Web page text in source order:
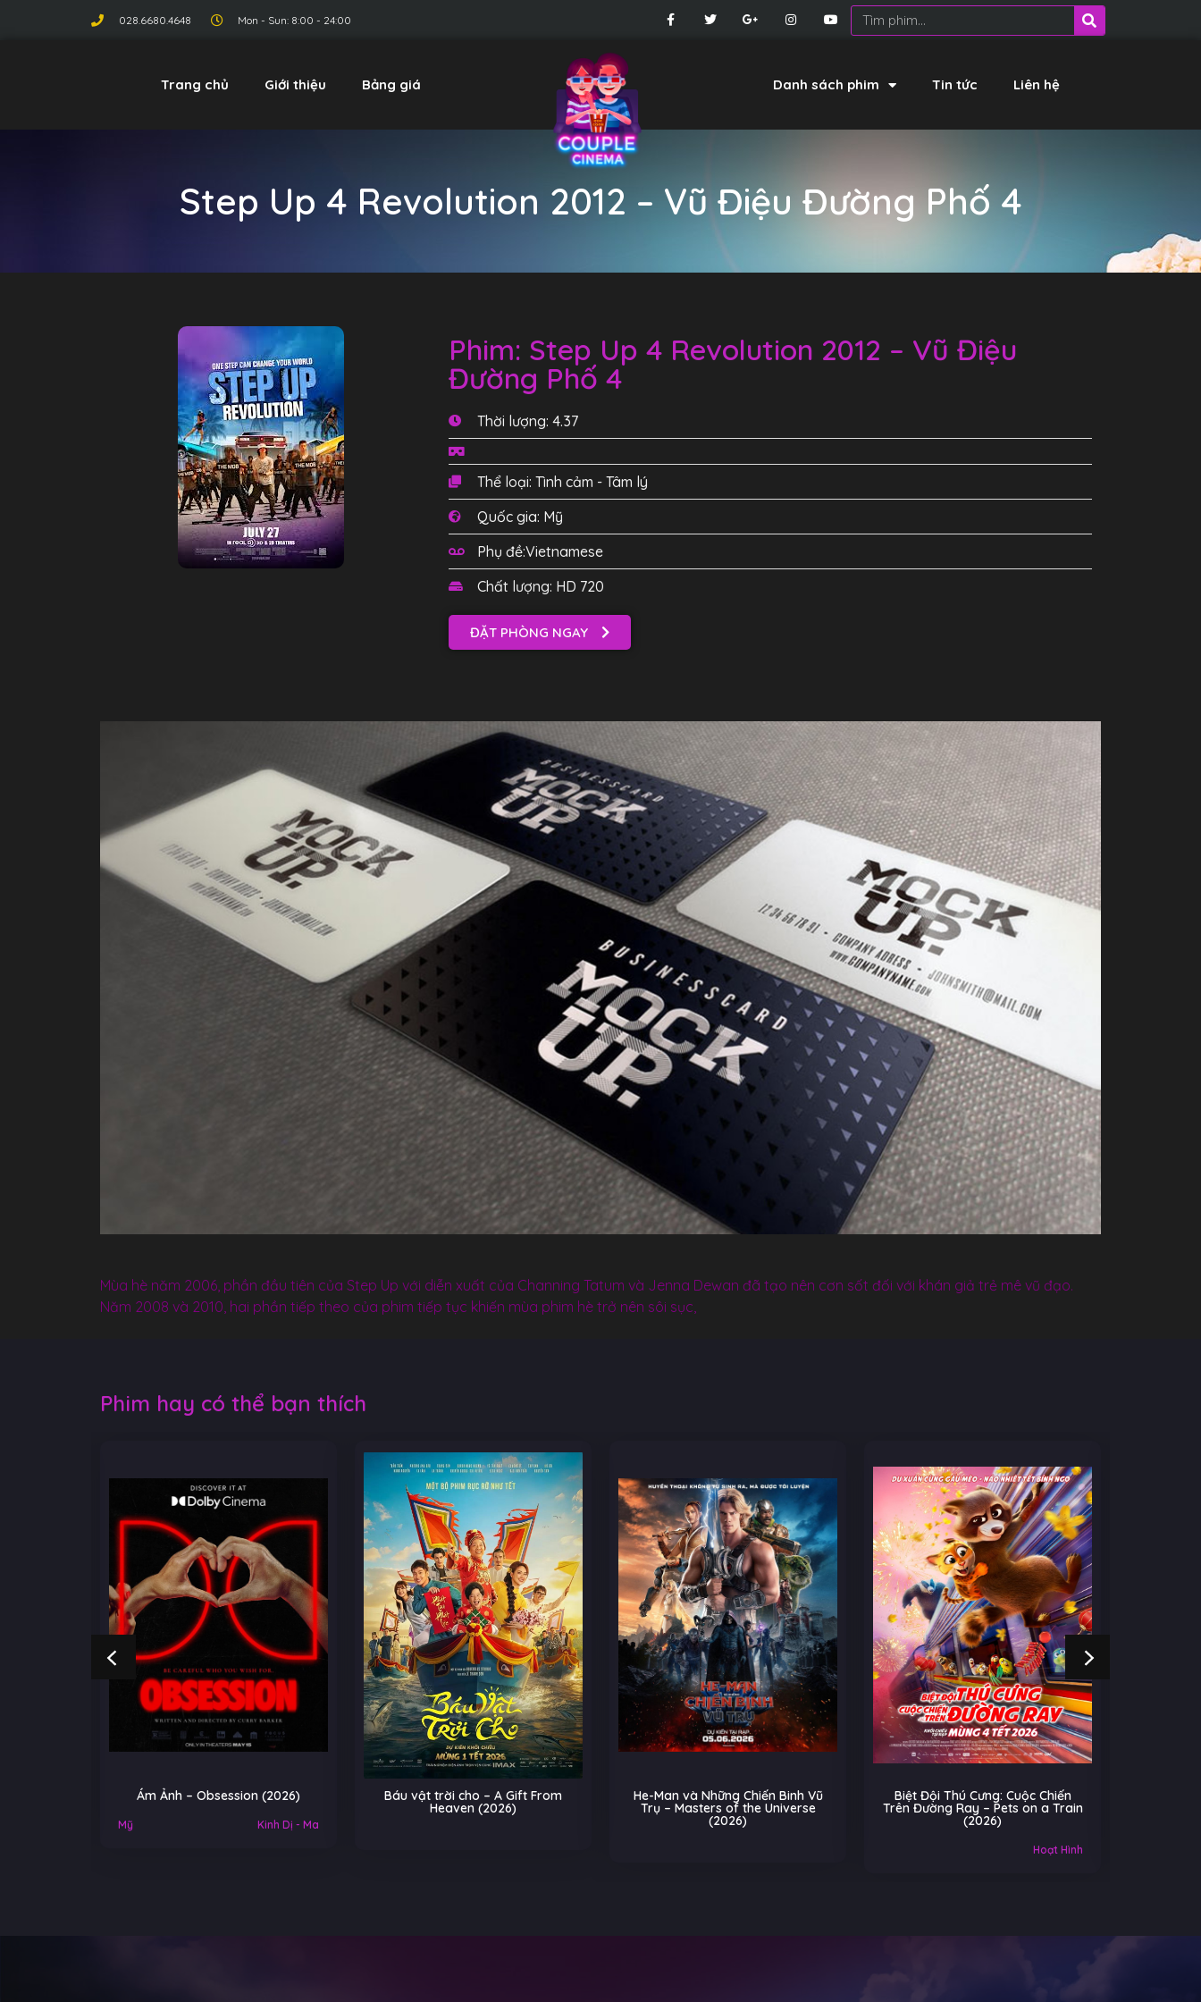
028.6680.4648 Mon - Sun: 8:00 - 24:00
Trang chủ Giới thiệu Bảng giá Danh sách phim Tin tức Liên hệ
Step Up 4 Revolution 2012 – Vũ Điệu Đường Phố 4
Phim: Step Up 4 Revolution 2012 – Vũ Điệu
Đường Phố 4
Thời lượng: 4.37
Thể loại: Tình cảm - Tâm lý
Quốc gia: Mỹ
Phụ đề:Vietnamese
Chất lượng: HD 720
ĐẶT PHÒNG NGAY
Mùa hè năm 2006, phần đầu tiên của Step Up với diễn xuất của Channing Tatum và Jenna Dewan đã tạo nên cơn sốt đối với khán giả trẻ mê vũ đạo.
Năm 2008 và 2010, hai phần tiếp theo của phim tiếp tục khiến mùa phim hè trở nên sôi sục,
Phim hay có thể bạn thích
Ám Ảnh – Obsession (2026)
Kinh Dị - Ma
Báu vật trời cho – A Gift From He-Man và Những Chiến Binh Vũ
Trụ – Masters of the Universe
Biệt Đội Thú Cưng: Cuộc Chiến
Trên Đường Ray – Pets on a Train
Cú Nhảy Kỳ Diệu – Hoppers